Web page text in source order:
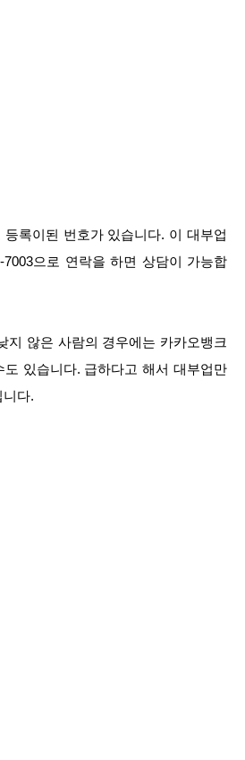
록이된 번호가 있습니다. 이 대부업
7003으로 연락을 하면 상담이 가능합
지 않은 사람의 경우에는 카카오뱅크
도 있습니다. 급하다고 해서 대부업만
다.